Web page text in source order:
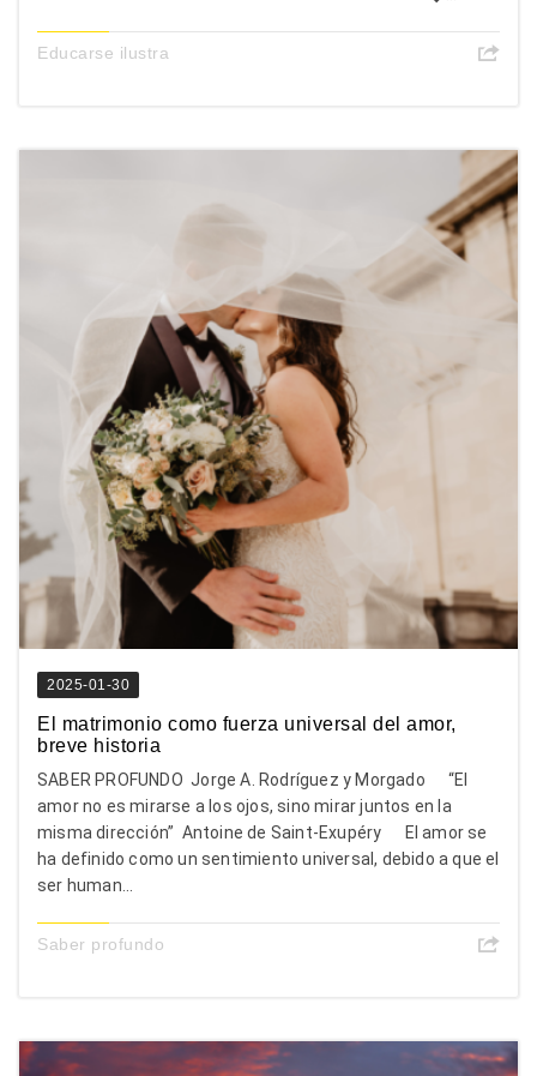
Educarse ilustra
2025-01-30
El matrimonio como fuerza universal del amor,
breve historia
SABER PROFUNDO Jorge A. Rodríguez y Morgado “El
amor no es mirarse a los ojos, sino mirar juntos en la
misma dirección” Antoine de Saint-Exupéry El amor se
ha definido como un sentimiento universal, debido a que el
ser human...
Saber profundo